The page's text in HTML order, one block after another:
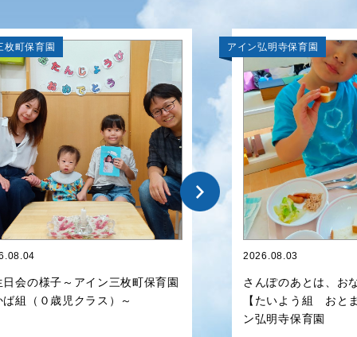
枚町保育園
日会の様子～アイン三枚町保育園
ば組（０歳児クラス）～
アイン弘明寺保育園
2026.08.03
さんぽのあとは、お
【たいよう組 おと
ン弘明寺保育園